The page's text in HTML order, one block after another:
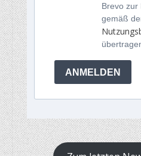
Brevo zur
gemäß
ANMELDEN